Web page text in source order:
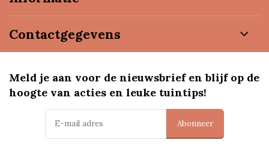
Contactgegevens
Meld je aan voor de nieuwsbrief en blijf op de
hoogte van acties en leuke tuintips!
Abonneer